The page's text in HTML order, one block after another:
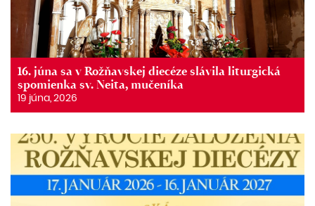
16. júna sa v Rožňavskej diecéze slávila liturgická
spomienka sv. Neita, mučeníka
19 júna, 2026